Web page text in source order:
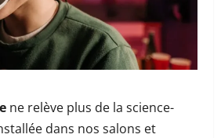
ne relève plus de la science-
dans nos salons et